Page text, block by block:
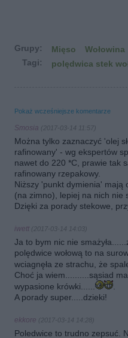
Grupy: Mięso
Wołowina
Tagi:
polędwica stek
Pokaż wcześniejsze komentarze
Smosia (2017-03-14 11:57)
Można tylko zaznaczyć 'olej
rafinowany' - wg ekspertów
nawet do 220 *C, prawie tak
rafinowany rzepakowy.
Niższy 'punkt dymienia' mają
(na zimno), lepiej na nich nie
Dzięki za porady stekowe,
iwett (2017-03-14 14:03)
Ja to bym nic nie
polędwice wołową to na
wciagnęła ze strachu, że
Choć ja wiem..........sąsiad
wypasione krówki......
A porady super.....dzieki!
ekkore (2017-03-14 14:28)
Poledwice to trudno zepsuć.